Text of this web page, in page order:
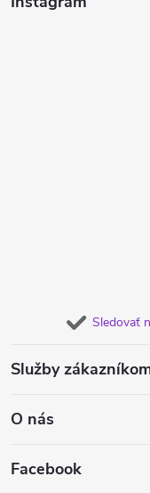
Sledovať
Služby
O nás
Facebook